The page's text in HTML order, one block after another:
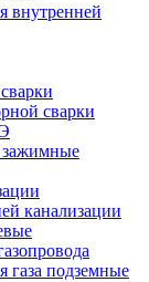
внутренней
сварки
канализации
газа подземные